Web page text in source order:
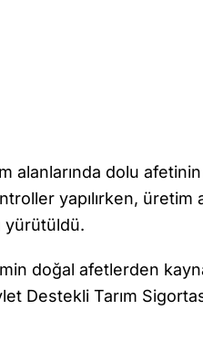
alanlarında dolu
yapılırken, üretim
yürütüldü.
doğal afetlerden
Destekli Tarım